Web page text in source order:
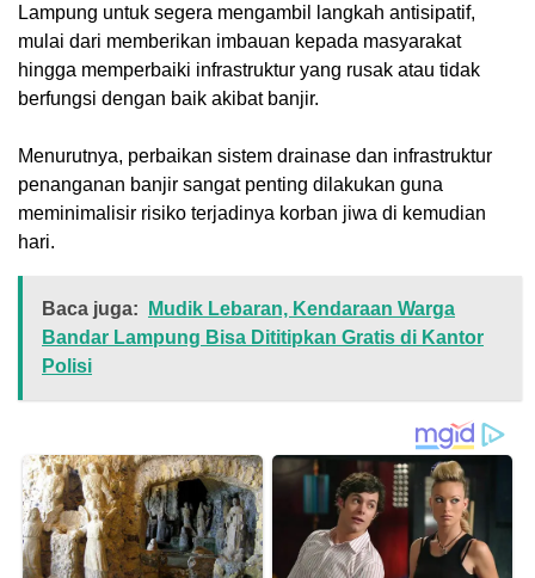
Lampung untuk segera mengambil langkah antisipatif,
mulai dari memberikan imbauan kepada masyarakat
hingga memperbaiki infrastruktur yang rusak atau tidak
berfungsi dengan baik akibat banjir.
‎Menurutnya, perbaikan sistem drainase dan infrastruktur
penanganan banjir sangat penting dilakukan guna
meminimalisir risiko terjadinya korban jiwa di kemudian
hari.
Baca juga:
Mudik Lebaran, Kendaraan Warga
Bandar Lampung Bisa Dititipkan Gratis di Kantor
Polisi